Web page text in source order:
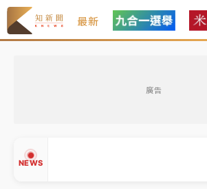
最新
廣告
NEWS
中信慈善基金會想增加董事人數！辜
駁 理由曝光